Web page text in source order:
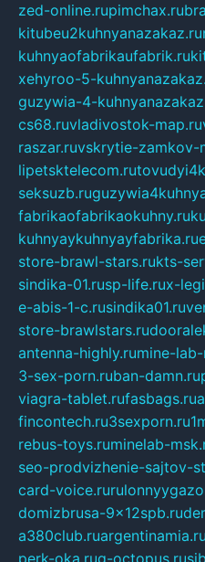
zed-online.rupimchax.ru
kitubeu2kuhnyanazakaz.ru
kuhnyaofabrikaufabrik.ru
xehyroo-5-
guzywia-4-
cs68.ruvladivostok-map.ru
raszar.ruvskrytie-zamkov-
lipetsktelecom.ru
seksuzb.ru
fabrikaofabrikaokuhny.ru
kuhnyaykuhnyayfabrika.ru
store-brawl-stars.rukts-
sindika-01.rusp-life.rux-
e-abis-1-c.rusindika01.ru
store-brawlstars.ru
antenna-highly.rumine-
3-sex-porn.ruban-damn.ru
viagra-tablet.rufasbags.ru
fincontech.ru3sexporn.ru
rebus-toys.ruminelab-
seo-prodvizhenie-sajtov-
card-voice.ru
domizbrusa-9x12spb.ru
a380club.ruargentinamia.ru